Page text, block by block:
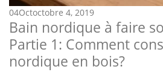
04Octoctobre 4, 2019
Bain nordique à faire
Partie 1: Comment
nordique en bois?